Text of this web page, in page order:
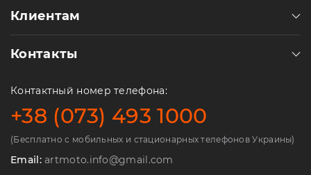
Клиентам
Контакты
Контактный номер телефона:
+38 (073) 493 1000
(Бесплатно с мобильных и стационарных телефонов Украины)
Email:artmoto.info@gmail.com